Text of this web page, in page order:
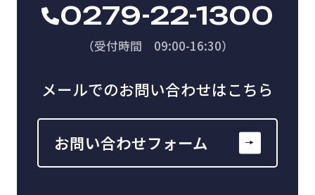
0279-22-1300
（受付時間 09:00-16:30）
メールでのお問い合わせはこちら
お問い合わせフォーム